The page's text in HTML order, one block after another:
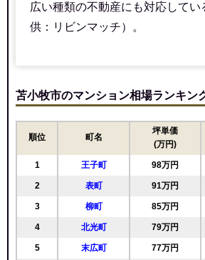
マンションナビで
無料一括査定をす
住所 北海道苫小牧市表町5丁目
交通 苫小牧駅（4分）
相場
1,060万円～1,260
マンションナビで
無料一括査定を
広い種類の不動産にも対応してい
供：リビンマッチ）。
苫小牧市のマンション相場ランキン
順位 町名
坪単価
(万円)
1 王子町 98万円
2 表町 91万円
3 柳町 85万円
4 北光町 79万円
5 末広町 77万円